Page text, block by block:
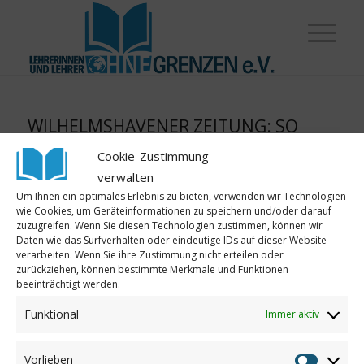
Cookie-Zustimmung
verwalten
Um Ihnen ein optimales Erlebnis zu bieten, verwenden wir Technologien
wie Cookies, um Geräteinformationen zu speichern und/oder darauf
zuzugreifen. Wenn Sie diesen Technologien zustimmen, können wir
Daten wie das Surfverhalten oder eindeutige IDs auf dieser Website
verarbeiten. Wenn Sie ihre Zustimmung nicht erteilen oder
zurückziehen, können bestimmte Merkmale und Funktionen
beeinträchtigt werden.
Funktional Immer aktiv
Vorlieben
WILHELMSHAVENER ZEITUNG: SO
WOLLEN LEHRER OHNE GRENZEN
WELTWEIT HELFEN
23. September 2021 / 0 Kommentare / inAllgemein,Presse
/ vonwebmaster
Weiterlesen